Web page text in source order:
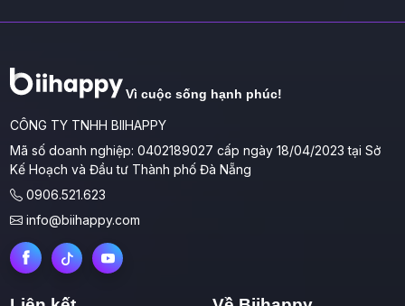
Vì cuộc sống hạnh phúc!
CÔNG TY TNHH BIIHAPPY
Mã số doanh nghiệp: 0402189027 cấp ngày 18/04/2023 tại Sở
Kế Hoạch và Đầu tư Thành phố Đà Nẵng
0906.521.623
info@biihappy.com